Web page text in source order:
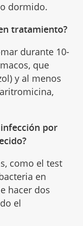
dormido.
tratamiento?
durante 10-
que
y al menos
infección por
como el test
en
hacer dos
el